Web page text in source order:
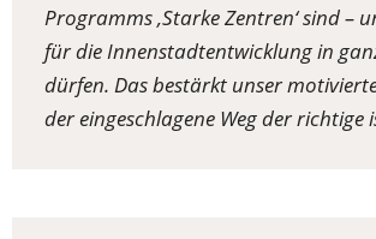
Programms ‚Starke Zentren‘ sind –
für die Innenstadtentwicklung in
dürfen. Das bestärkt unser
der eingeschlagene Weg der richtige